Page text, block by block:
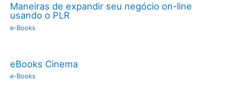
Maneiras de expandir seu negócio on-line
usando o PLR
e-Books
eBooks Cinema
e-Books